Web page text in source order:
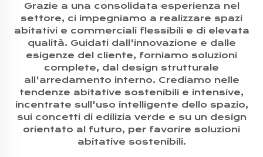
Grazie a una consolidata esperienza nel
settore, ci impegniamo a realizzare spazi
abitativi e commerciali flessibili e di elevata
qualità. Guidati dall'innovazione e dalle
esigenze del cliente, forniamo soluzioni
complete, dal design strutturale
all'arredamento interno. Crediamo nelle
tendenze abitative sostenibili e intensive,
incentrate sull'uso intelligente dello spazio,
sui concetti di edilizia verde e su un design
orientato al futuro, per favorire soluzioni
abitative sostenibili.